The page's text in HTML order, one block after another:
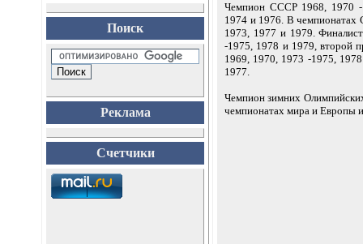
Поиск
Реклама
Счетчики
Чемпион СССР 1968, 1970 -
1974 и 1976. В
1973, 1977 и 1979.
-1975, 1978 и 1979, второй
1969, 1970, 1973 -1975,
1977.
Чемпион зимних
чемпионатах мира и Европы